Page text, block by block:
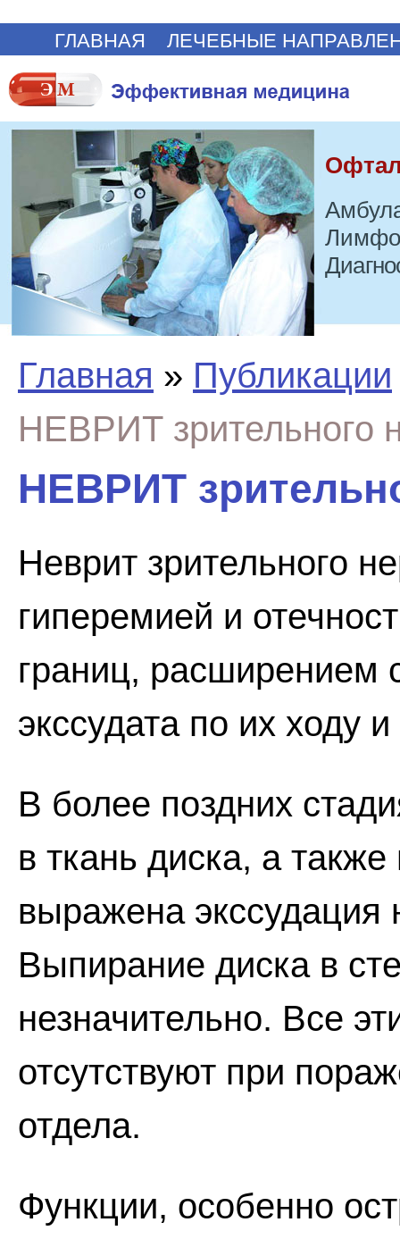
ГЛАВНАЯ ЛЕЧЕБНЫЕ
Главная » Публикации
НЕВРИТ зрительного
НЕВРИТ
Неврит зрительного
гиперемией и
границ, расширением
экссудата по их ходу
В более поздних
в ткань диска, а также
выражена экссудация
Выпирание диска в
незначительно. Все
отсутствуют при
отдела.
Функции, особенно